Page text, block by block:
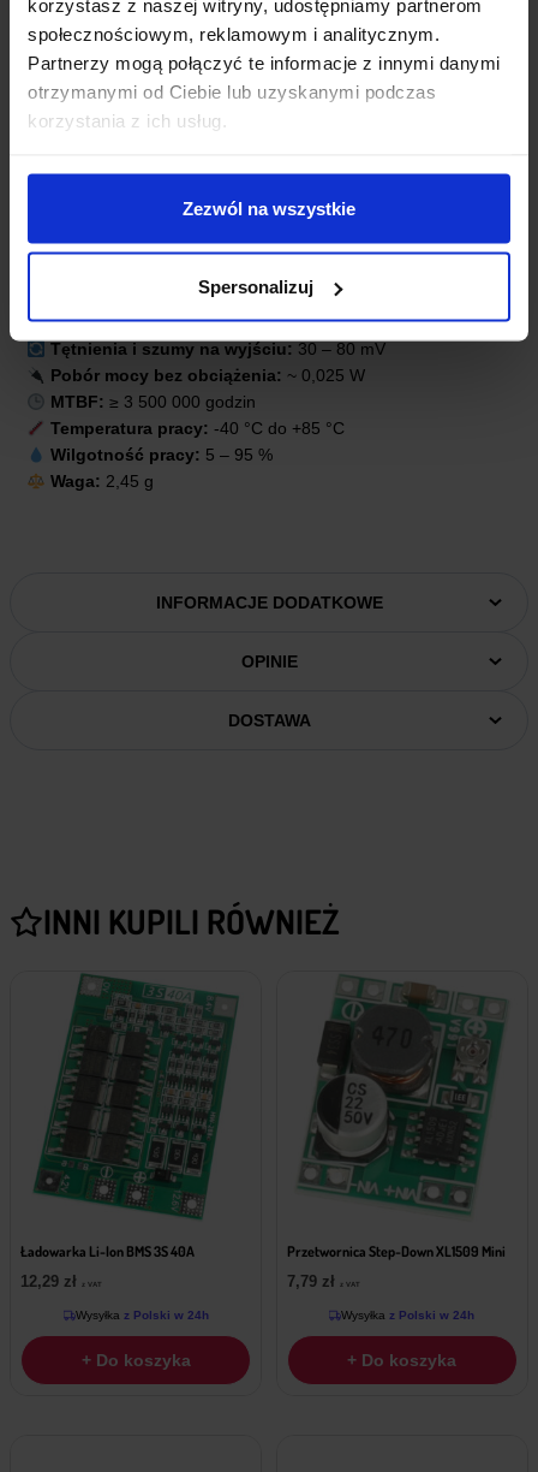
korzystasz z naszej witryny, udostępniamy partnerom
społecznościowym, reklamowym i analitycznym.
Partnerzy mogą połączyć te informacje z innymi danymi
otrzymanymi od Ciebie lub uzyskanymi podczas
korzystania z ich usług.
Zezwól na wszystkie
Spersonalizuj
SPECYFIKACJA TECHNICZNA:
Napięcie wyjściowe:5 V DC
Prąd wyjściowy:600 mA
1500 V DC
Sprawność:do 90 %
Tętnienia i szumy na wyjściu: 30 – 80 mV
Pobór mocy bez obciążenia: ~ 0,025 W
MTBF: ≥ 3 500 000 godzin
Temperatura pracy: -40 °C do +85 °C
Wilgotność pracy: 5 – 95 %
Waga: 2,45 g
INFORMACJE DODATKOWE
OPINIE
DOSTAWA
INNI KUPILI RÓWNIEŻ
Ładowarka Li-Ion BMS 3S 40A
12,29 zł z VAT
Wysyłka z Polski w 24h
+ Do koszyka
Przetwornica Step-Down XL1509 Mini
7,79 zł z VAT
Wysyłka z Polski w 24h
+ Do koszyka